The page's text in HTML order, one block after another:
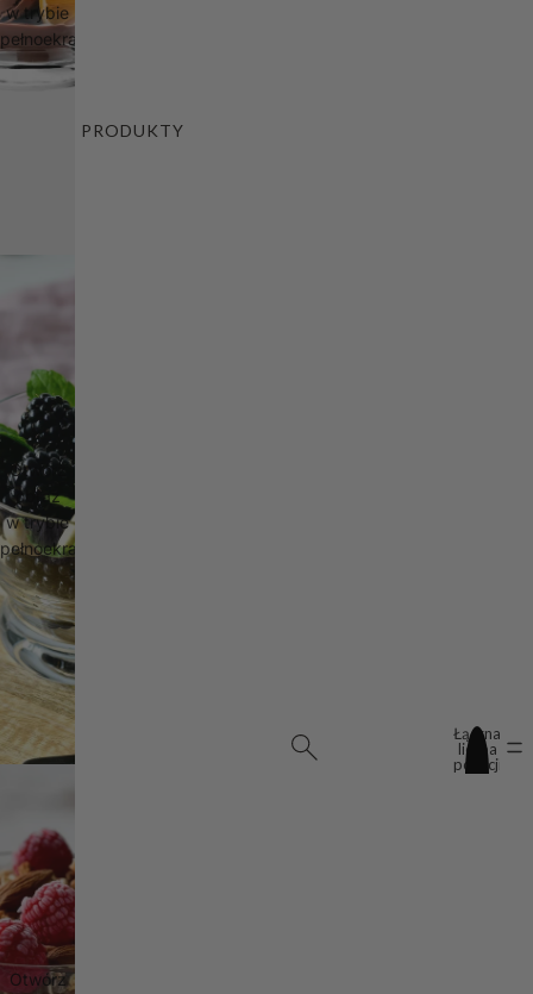
PRODUKTY
Łączna
liczba
pozycji
w
w trybie
pełnoekranowym
Otwórz
obraz
w trybie
pełnoekranowym
Otwórz